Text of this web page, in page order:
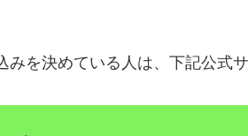
を決めている人は、下記公式